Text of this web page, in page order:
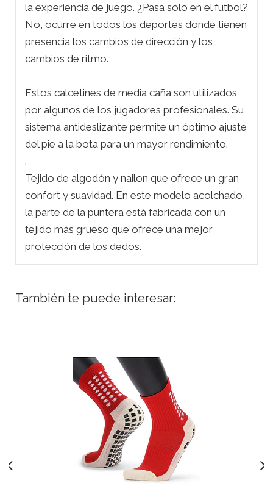
la experiencia de juego. ¿Pasa sólo en el fútbol?
No, ocurre en todos los deportes donde tienen
presencia los cambios de dirección y los
cambios de ritmo.
Estos calcetines de media caña son utilizados
por algunos de los jugadores profesionales. Su
sistema antideslizante permite un óptimo ajuste
del pie a la bota para un mayor rendimiento.
.
Tejido de algodón y nailon que ofrece un gran
confort y suavidad. En este modelo acolchado,
la parte de la puntera está fabricada con un
tejido más grueso que ofrece una mejor
protección de los dedos.
También te puede interesar: